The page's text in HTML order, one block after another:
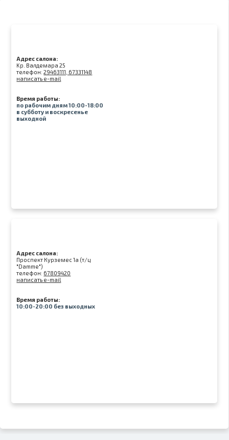
Адрес салона:
Kр. Валдемара 25
телефон:29463111, 67331148
написать e-mail
Время работы:
по рабочим дням 10:00-18:00
в субботу и воскресенье
выходной
Адрес салона:
Проспект Курземес 1а (т/ц
"Damme")
телефон: 67809420
написать e-mail
Время работы:
10:00-20:00 без выходных